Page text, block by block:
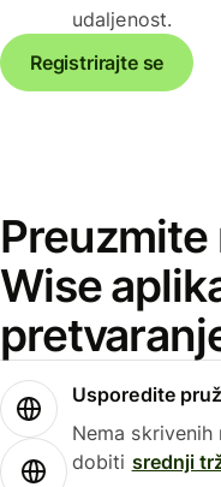
udaljenost.
Registrirajte se
Preuzmite
Wise
Usporedite
Nema
dobiti srednji